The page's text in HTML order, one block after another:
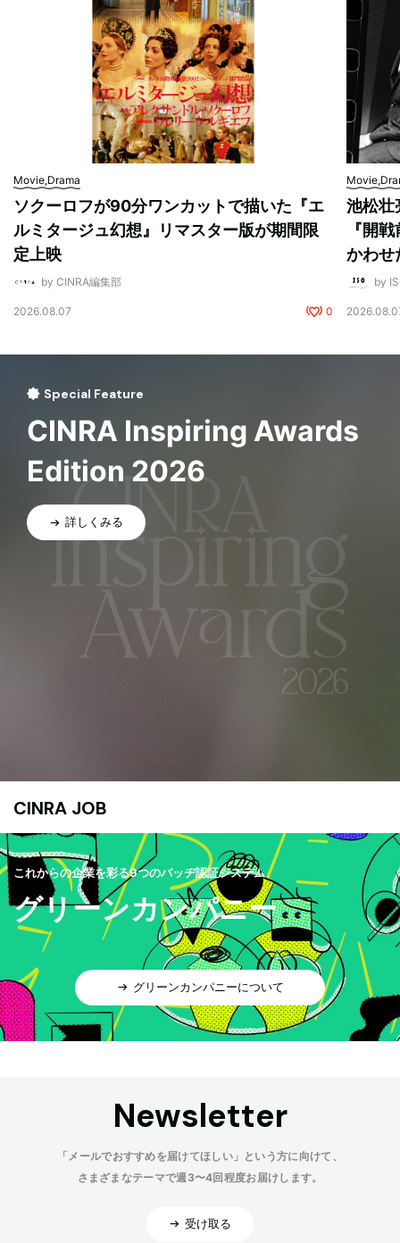
Movie,Drama
ソクーロフが90分ワンカットで描いた『エ
ルミタージュ幻想』リマスター版が期間限
定上映
by CINRA編集部
2026.08.07 0
池松壮
『開
かわせ
by
Special Feature
CINRA Inspiring Awards
Edition 2026
詳しくみる
CINRA JOB
これからの企業を彩る9つのバッヂ認証システム
グリーンカンパニー
グリーンカンパニーについて
Newsletter
「メールでおすすめを届けてほしい」という方に向けて、
さまざまなテーマで週3〜4回程度お届けします。
受け取る